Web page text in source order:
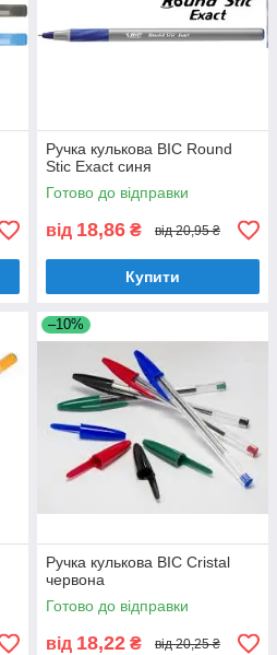
Ручка кулькова BIC Round
Stic Exact синя
Готово до відправки
від 18,86 ₴ від 20,95 ₴
Купити
–10%
Ручка кулькова BIC Cristal
червона
Готово до відправки
від 18,22 ₴ від 20,25 ₴